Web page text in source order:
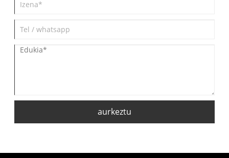
aurkeztu